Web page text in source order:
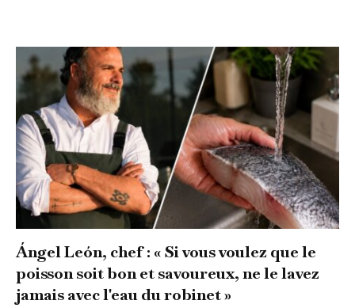
Ángel León, chef : « Si vous voulez que le
poisson soit bon et savoureux, ne le lavez
jamais avec l'eau du robinet »